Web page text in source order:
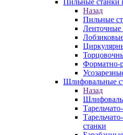
Пильные станки
Назад
Пильные
Ленточные
Форматно-
Шлифовальные
Назад
станки